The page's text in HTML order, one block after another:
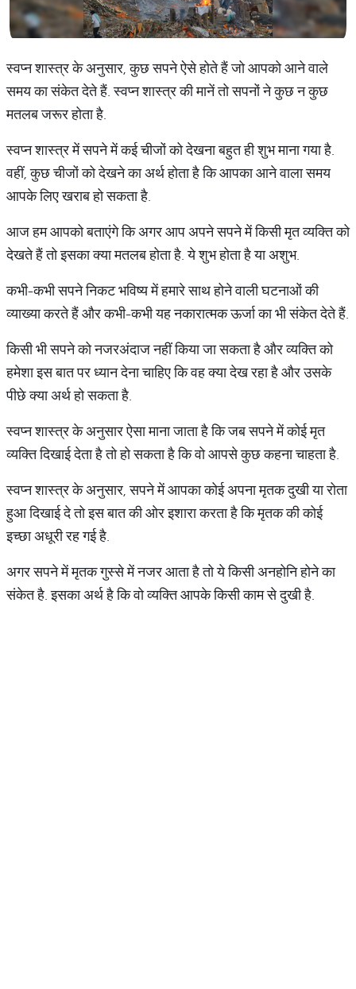
स्वप्न शास्त्र के अनुसार, कुछ सपने ऐसे होते हैं जो आपको आने वाले
समय का संकेत देते हैं. स्वप्न शास्त्र की मानें तो सपनों ने कुछ न कुछ
मतलब जरूर होता है.
स्वप्न शास्त्र में सपने में कई चीजों को देखना बहुत ही शुभ माना गया है.
वहीं, कुछ चीजों को देखने का अर्थ होता है कि आपका आने वाला समय
आपके लिए खराब हो सकता है.
आज हम आपको बताएंगे कि अगर आप अपने सपने में किसी मृत व्यक्ति को
देखते हैं तो इसका क्या मतलब होता है. ये शुभ होता है या अशुभ.
कभी-कभी सपने निकट भविष्य में हमारे साथ होने वाली घटनाओं की
व्याख्या करते हैं और कभी-कभी यह नकारात्मक ऊर्जा का भी संकेत देते हैं.
किसी भी सपने को नजरअंदाज नहीं किया जा सकता है और व्यक्ति को
हमेशा इस बात पर ध्यान देना चाहिए कि वह क्या देख रहा है और उसके
पीछे क्या अर्थ हो सकता है.
स्वप्न शास्त्र के अनुसार ऐसा माना जाता है कि जब सपने में कोई मृत
व्यक्ति दिखाई देता है तो हो सकता है कि वो आपसे कुछ कहना चाहता है.
स्वप्न शास्त्र के अनुसार, सपने में आपका कोई अपना मृतक दुखी या रोता
हुआ दिखाई दे तो इस बात की ओर इशारा करता है कि मृतक की कोई
इच्छा अधूरी रह गई है.
अगर सपने में मृतक गुस्से में नजर आता है तो ये किसी अनहोनि होने का
संकेत है. इसका अर्थ है कि वो व्यक्ति आपके किसी काम से दुखी है.